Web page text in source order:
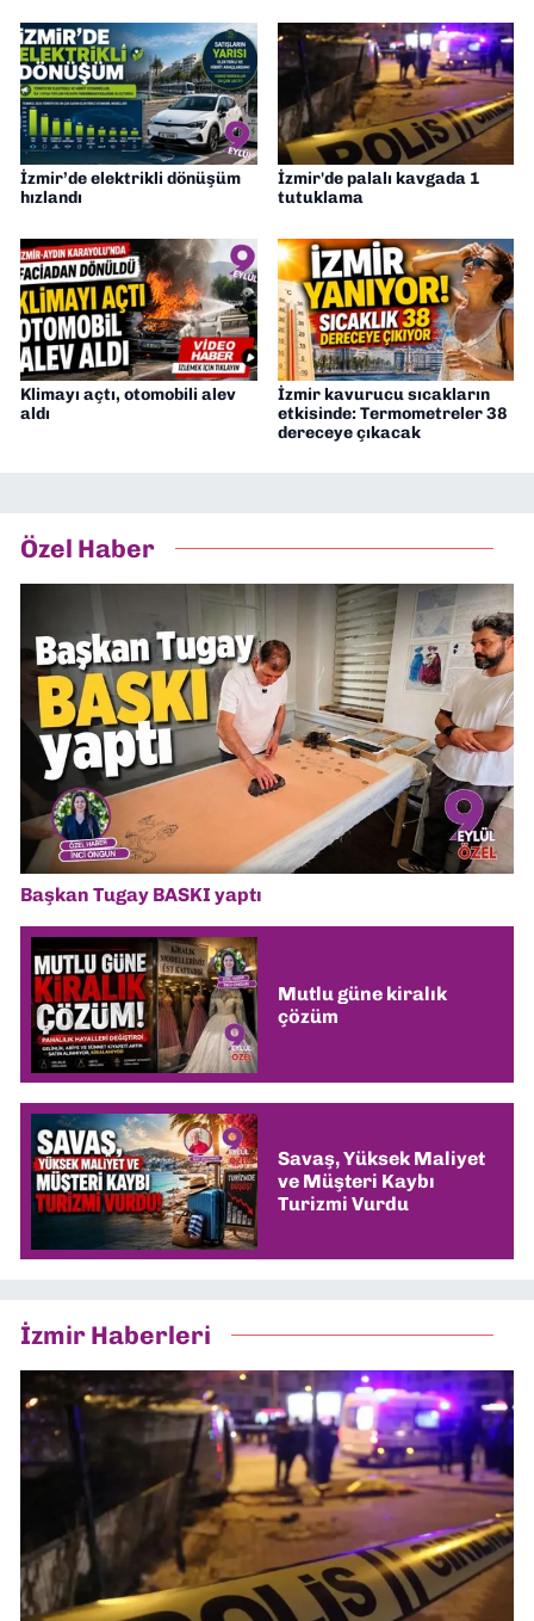
İzmir’de elektrikli dönüşüm
hızlandı
İzmir'de palalı kavgada 1
tutuklama
Klimayı açtı, otomobili alev
aldı
İzmir kavurucu sıcakların
etkisinde: Termometreler 38
dereceye çıkacak
Özel Haber
Başkan Tugay BASKI yaptı
Mutlu güne kiralık
çözüm
Savaş, Yüksek Maliyet
ve Müşteri Kaybı
Turizmi Vurdu
İzmir Haberleri